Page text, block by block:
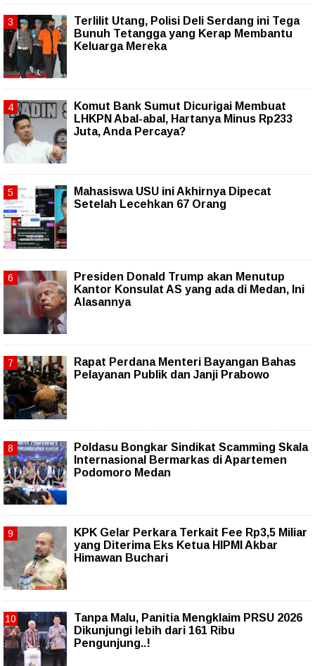
Terlilit Utang, Polisi Deli Serdang ini Tega
Bunuh Tetangga yang Kerap Membantu
Keluarga Mereka
Komut Bank Sumut Dicurigai Membuat
LHKPN Abal-abal, Hartanya Minus Rp233
Juta, Anda Percaya?
Mahasiswa USU ini Akhirnya Dipecat
Setelah Lecehkan 67 Orang
Presiden Donald Trump akan Menutup
Kantor Konsulat AS yang ada di Medan, Ini
Alasannya
Rapat Perdana Menteri Bayangan Bahas
Pelayanan Publik dan Janji Prabowo
Poldasu Bongkar Sindikat Scamming Skala
Internasional Bermarkas di Apartemen
Podomoro Medan
KPK Gelar Perkara Terkait Fee Rp3,5 Miliar
yang Diterima Eks Ketua HIPMI Akbar
Himawan Buchari
Tanpa Malu, Panitia Mengklaim PRSU 2026
Dikunjungi lebih dari 161 Ribu
Pengunjung..!